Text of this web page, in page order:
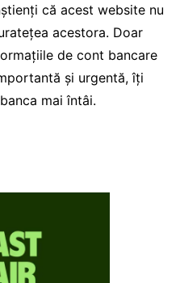
că acest website nu
acestora. Doar
de cont bancare
și urgentă, îți
mai întâi.